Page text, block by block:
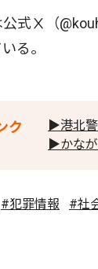
式Ⅹ（
る。
ク
▶港北
▶かな
#犯罪情報 #社